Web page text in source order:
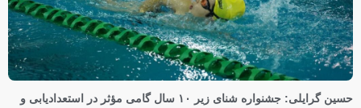
حسین گرایلی: جشنواره شنای زیر ۱۰ سال گامی مؤثر در استعدادیابی و